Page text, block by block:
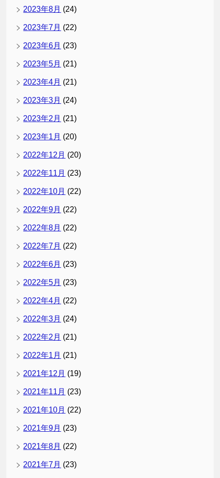
2023年8月 (24)
2023年7月 (22)
2023年6月 (23)
2023年5月 (21)
2023年4月 (21)
2023年3月 (24)
2023年2月 (21)
2023年1月 (20)
2022年12月 (20)
2022年11月 (23)
2022年10月 (22)
2022年9月 (22)
2022年8月 (22)
2022年7月 (22)
2022年6月 (23)
2022年5月 (23)
2022年4月 (22)
2022年3月 (24)
2022年2月 (21)
2022年1月 (21)
2021年12月 (19)
2021年11月 (23)
2021年10月 (22)
2021年9月 (23)
2021年8月 (22)
2021年7月 (23)